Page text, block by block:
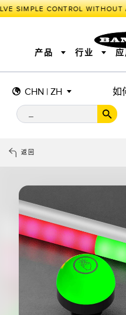
SIMPLE CONTROL WITHOUT
CHN | ZH 如
产品
传感器 测量解决方案
机器安全
工业无线
绝对值旋转编码器
传感器
光电传感器
激光测距
3D飞行时间
行业 应
工业物联网与智能工厂
机器防护
追踪和跟踪
雷达应用
储罐料位监控
前缘检测
工厂通信
机器监控/设备综合效率
物料、服务或托盘取件呼叫
返回